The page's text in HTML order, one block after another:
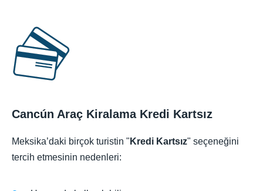
Cancún Araç Kiralama Kredi Kartsız
Meksika’daki birçok turistin " Kredi Kartsız" seçeneğini
tercih etmesinin nedenleri: